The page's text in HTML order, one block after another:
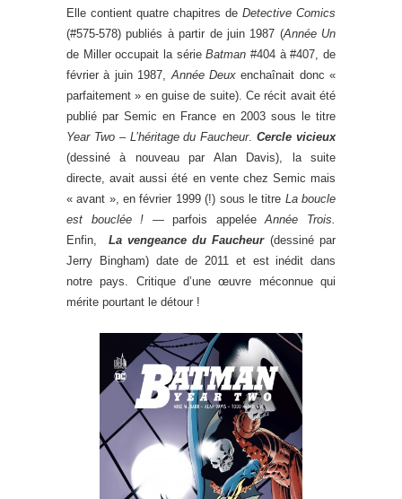
Elle contient quatre chapitres de Detective Comics
(#575-578) publiés à partir de juin 1987 (Année Un
de Miller occupait la sérieBatman #404 à #407, de
février à juin 1987,Année Deuxenchaînait donc «
parfaitement » en guise de suite). Ce récit avait été
publié par Semic en France en 2003 sous le titre
Year Two – L’héritage du Faucheur.Cercle vicieux
(dessiné à nouveau par Alan Davis), la suite
directe, avait aussi été en vente chez Semic mais
« avant », en février 1999 (!) sous le titre La boucle
est bouclée ! —parfois appeléeAnnée Trois.
Enfin, La vengeance du Faucheur(dessiné par
Jerry Bingham) date de 2011 et est inédit dans
notre pays. Critique d’une œuvre méconnue qui
mérite pourtant le détour !